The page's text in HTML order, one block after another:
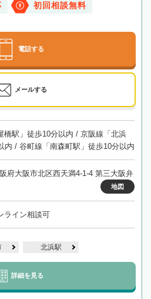
初回相談無料
電話する
メールする
橋駅」徒歩10分以内 / 京阪線「北浜
内 / 谷町線「南森町駅」徒歩10分以内
府大阪市北区西天満4-1-4 第三大阪弁
地図
ライン相談可
北浜駅
詳細を見る